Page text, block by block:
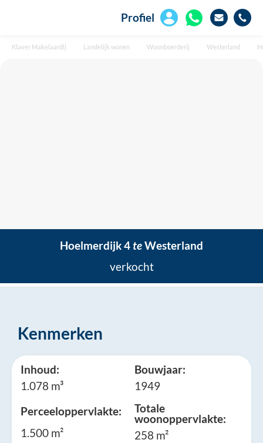
Profiel
Klaver Makelaardij Landelijk wonen Woonboerderij Westerland
Hoelmerdijk 4teWesterland
verkocht
Kenmerken
Inhoud:
1.078 m³
Bouwjaar:
1949
Perceeloppervlakte:
1.500 m²
Totale
woonoppervlakte:
258 m²